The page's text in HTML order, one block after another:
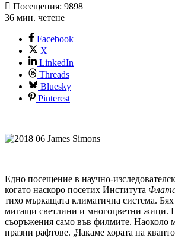
Посещения: 9898
36 мин. четене
Facebook
X
LinkedIn
Threads
Bluesky
Pinterest
Едно посещение в научно-
когато наскоро посетих Института
тихо мъркащата климатична система.
мигащи светлини и многоцветни жици.
съоръжения само във филмите. Наоколо
празни рафтове. „Чакаме хората на